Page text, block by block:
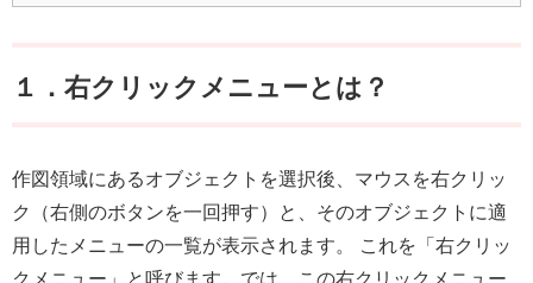
１．右クリックメニューとは？
作図領域にあるオブジェクトを選択後、マウスを右クリッ
ク（右側のボタンを一回押す）と、そのオブジェクトに適
用したメニューの一覧が表示されます。 これを「右クリッ
クメニュー」と呼びます。では、この右クリックメニュー